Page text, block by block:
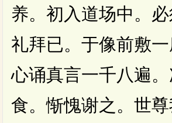
养。初入道场中。
礼拜已。于像前敷
心诵真言一千八遍
食。惭愧谢之。世